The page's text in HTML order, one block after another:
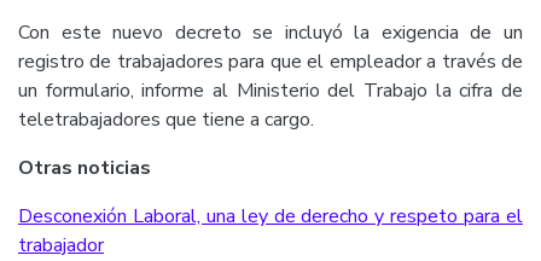
Con este nuevo decreto se incluyó la exigencia de un
registro de trabajadores para que el empleador a través de
un formulario, informe al Ministerio del Trabajo la cifra de
teletrabajadores que tiene a cargo.
Otras noticias
Desconexión Laboral, una ley de derecho y respeto para el
trabajador